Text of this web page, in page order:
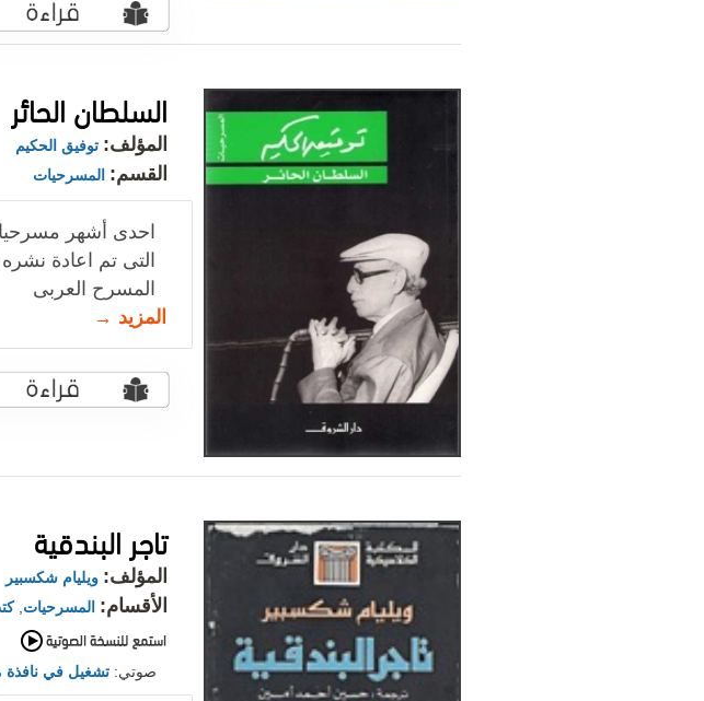
السلطان الحائر
المؤلف: توفيق الحكيم
القسم: المسرحيات
احدى أشهر
التى تم اعادة
المسرح العربى
المزيد →
تاجر البندقية
المؤلف: ويليام شكسبير
الأقسام: المسرحيات ,
صوتي: تشغيل في نافذة